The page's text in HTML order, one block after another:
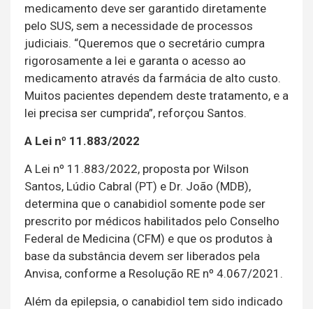
medicamento deve ser garantido diretamente
pelo SUS, sem a necessidade de processos
judiciais. “Queremos que o secretário cumpra
rigorosamente a lei e garanta o acesso ao
medicamento através da farmácia de alto custo.
Muitos pacientes dependem deste tratamento, e a
lei precisa ser cumprida”, reforçou Santos.
A Lei nº 11.883/2022
A Lei nº 11.883/2022, proposta por Wilson
Santos, Lúdio Cabral (PT) e Dr. João (MDB),
determina que o canabidiol somente pode ser
prescrito por médicos habilitados pelo Conselho
Federal de Medicina (CFM) e que os produtos à
base da substância devem ser liberados pela
Anvisa, conforme a Resolução RE nº 4.067/2021.
Além da epilepsia, o canabidiol tem sido indicado